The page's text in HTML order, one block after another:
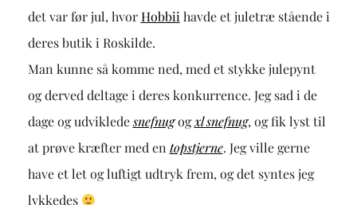
det var før jul, hvorHobbiihavde et juletræ stående i
deres butik i Roskilde.
Man kunne så komme ned, med et stykke julepynt
og derved deltage i deres konkurrence. Jeg sad i de
dage og udvikledesnefnug ogxl snefnug, og fik lyst til
at prøve kræfter med entopstjerne. Jeg ville gerne
have et let og luftigt udtryk frem, og det syntes jeg
lykkedes